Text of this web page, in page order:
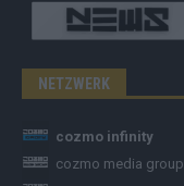
NETZWERK
cozmo infinity
cozmo media group